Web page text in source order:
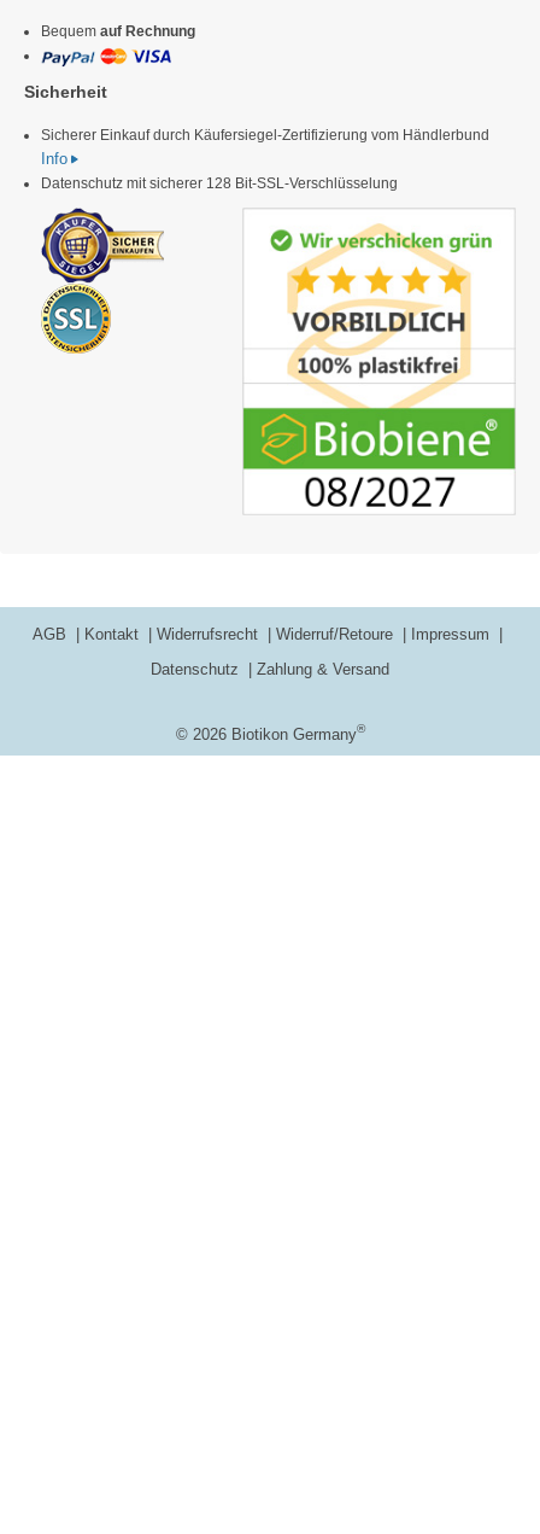
Bequem auf Rechnung
Sicherheit
Sicherer Einkauf durch Käufersiegel-Zertifizierung vom Händlerbund
Info
Datenschutz mit sicherer 128 Bit-SSL-Verschlüsselung
© 2026 Biotikon Germany®
AGB Kontakt Widerrufsrecht Widerruf/Retoure
Impressum
Datenschutz
Zahlung & Versand